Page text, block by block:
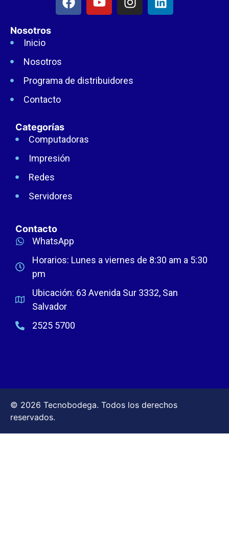
Nosotros
Inicio
Nosotros
Programa de distribuidores
Contacto
Categorías
Computadoras
Impresión
Redes
Servidores
Contacto
WhatsApp
Horarios: Lunes a viernes de 8:30 am a 5:30
pm
Ubicación: 63 Avenida Sur 3332, San
Salvador
2525 5700
© 2026 Tecnobodega. Todos los derechos
reservados.